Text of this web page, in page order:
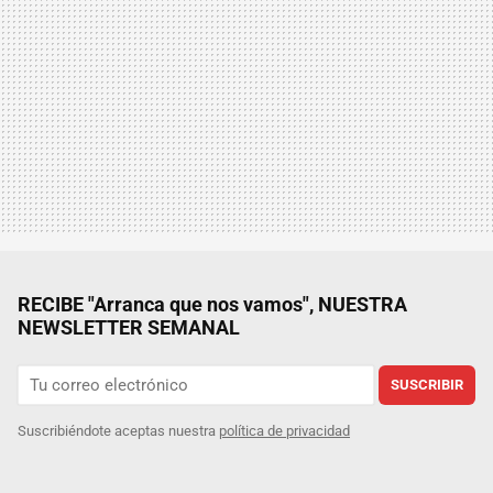
RECIBE "Arranca que nos vamos", NUESTRA
NEWSLETTER SEMANAL
SUSCRIBIR
Suscribiéndote aceptas nuestra política de privacidad